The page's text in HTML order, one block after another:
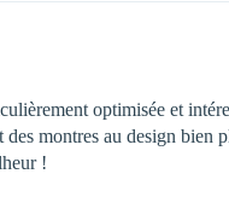
optimisée et
montres au design bien
!